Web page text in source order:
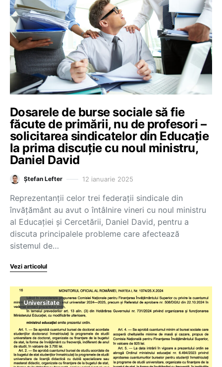
Dosarele de burse sociale să fie
făcute de primării, nu de profesori –
solicitarea sindicatelor din Educație
la prima discuție cu noul ministru,
Daniel David
Ștefan Lefter 12 ianuarie 2025
Reprezentanții celor trei federații sindicale din
învățământ au avut o întâlnire vineri cu noul ministru
al Educației și Cercetării, Daniel David, pentru a
discuta principalele probleme care afectează
sistemul de…
Vezi articolul
Universitate